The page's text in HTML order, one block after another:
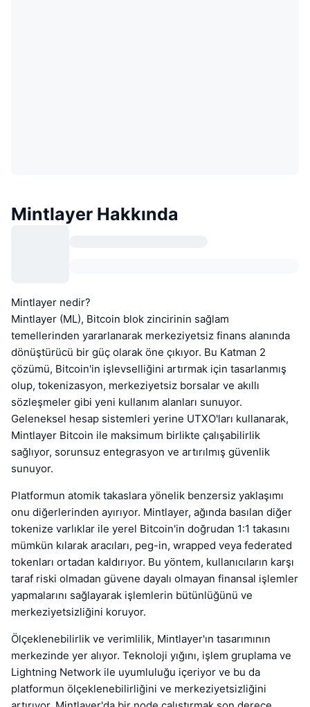
Mintlayer Hakkında
Mintlayer nedir?
Mintlayer (ML), Bitcoin blok zincirinin sağlam
temellerinden yararlanarak merkeziyetsiz finans alanında
dönüştürücü bir güç olarak öne çıkıyor. Bu Katman 2
çözümü, Bitcoin'in işlevselliğini artırmak için tasarlanmış
olup, tokenizasyon, merkeziyetsiz borsalar ve akıllı
sözleşmeler gibi yeni kullanım alanları sunuyor.
Geleneksel hesap sistemleri yerine UTXO'ları kullanarak,
Mintlayer Bitcoin ile maksimum birlikte çalışabilirlik
sağlıyor, sorunsuz entegrasyon ve artırılmış güvenlik
sunuyor.
Platformun atomik takaslara yönelik benzersiz yaklaşımı
onu diğerlerinden ayırıyor. Mintlayer, ağında basılan diğer
tokenize varlıklar ile yerel Bitcoin'in doğrudan 1:1 takasını
mümkün kılarak aracıları, peg-in, wrapped veya federated
tokenları ortadan kaldırıyor. Bu yöntem, kullanıcıların karşı
taraf riski olmadan güvene dayalı olmayan finansal işlemler
yapmalarını sağlayarak işlemlerin bütünlüğünü ve
merkeziyetsizliğini koruyor.
Ölçeklenebilirlik ve verimlilik, Mintlayer'ın tasarımının
merkezinde yer alıyor. Teknoloji yığını, işlem gruplama ve
Lightning Network ile uyumluluğu içeriyor ve bu da
platformun ölçeklenebilirliğini ve merkeziyetsizliğini